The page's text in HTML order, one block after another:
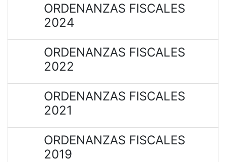
ORDENANZAS FISCALES
2024
ORDENANZAS FISCALES
2022
ORDENANZAS FISCALES
2021
ORDENANZAS FISCALES
2019